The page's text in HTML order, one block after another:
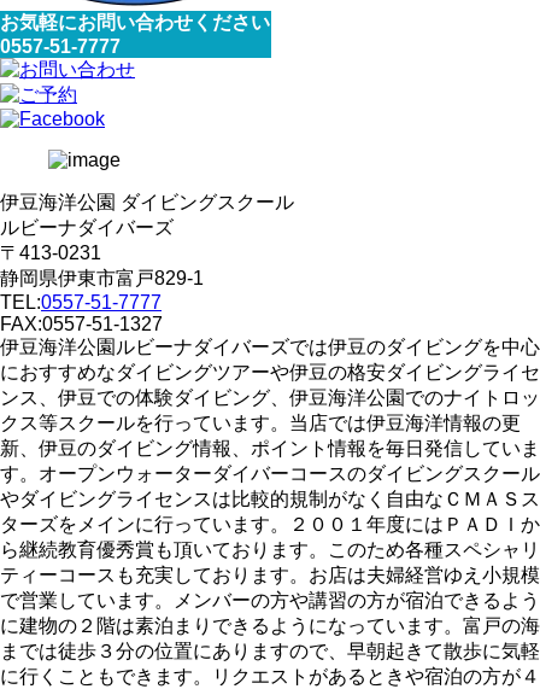
お気軽にお問い合わせください
0557-51-7777
伊豆海洋公園 ダイビングスクール
ルビーナダイバーズ
〒413-0231
静岡県伊東市富戸829-1
TEL:0557-51-7777
FAX:0557-51-1327
伊豆海洋公園ルビーナダイバーズでは伊豆のダイビングを中心
におすすめなダイビングツアーや伊豆の格安ダイビングライセ
ンス、伊豆での体験ダイビング、伊豆海洋公園でのナイトロッ
クス等スクールを行っています。当店では伊豆海洋情報の更
新、伊豆のダイビング情報、ポイント情報を毎日発信していま
す。オープンウォーターダイバーコースのダイビングスクール
やダイビングライセンスは比較的規制がなく自由なＣＭＡＳス
ターズをメインに行っています。２００１年度にはＰＡＤＩか
ら継続教育優秀賞も頂いております。このため各種スペシャリ
ティーコースも充実しております。お店は夫婦経営ゆえ小規模
で営業しています。メンバーの方や講習の方が宿泊できるよう
に建物の２階は素泊まりできるようになっています。富戸の海
までは徒歩３分の位置にありますので、早朝起きて散歩に気軽
に行くこともできます。リクエストがあるときや宿泊の方が４